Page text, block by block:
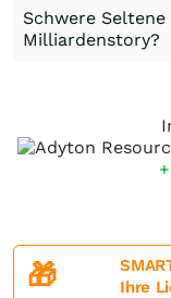
Schwere
Milliardenstory?
🎁
Ihre